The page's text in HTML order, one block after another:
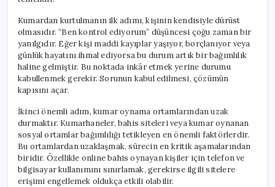
Kumardan kurtulmanın ilk adımı, kişinin kendisiyle dürüst
olmasıdır. “Ben kontrol ediyorum” düşüncesi çoğu zaman bir
yanılgıdır. Eğer kişi maddi kayıplar yaşıyor, borçlanıyor veya
günlük hayatını ihmal ediyorsa bu durum artık bir bağımlılık
haline gelmiştir. Bu noktada inkâr etmek yerine durumu
kabullenmek gerekir. Sorunun kabul edilmesi, çözümün
kapısını açar.
İkinci önemli adım, kumar oynama ortamlarından uzak
durmaktır. Kumarhaneler, bahis siteleri veya kumar oynanan
sosyal ortamlar bağımlılığı tetikleyen en önemli faktörlerdir.
Bu ortamlardan uzaklaşmak, sürecin en kritik aşamalarından
biridir. Özellikle online bahis oynayan kişiler için telefon ve
bilgisayar kullanımını sınırlamak, gerekirse ilgili sitelere
erişimi engellemek oldukça etkili olabilir.